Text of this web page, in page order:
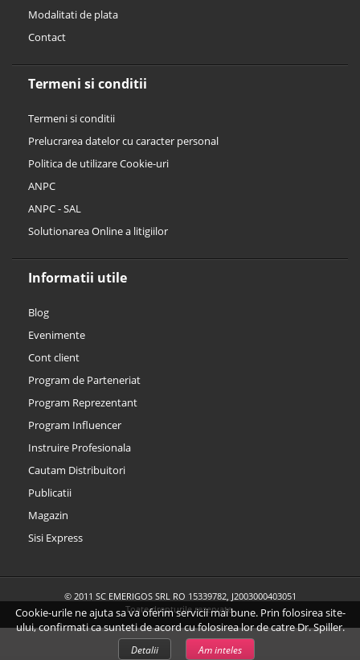
Cookie-urile ne ajuta sa va oferim servicii mai bune. Prin folosirea site-
ului, confirmati ca sunteti de acord cu folosirea lor de catre Dr. Spiller.
Detalii Am inteles
Modalitati de plata
Contact
Termeni si conditii
Termeni si conditii
Prelucrarea datelor cu caracter personal
Politica de utilizare Cookie-uri
ANPC
ANPC - SAL
Solutionarea Online a litigiilor
Informatii utile
Blog
Evenimente
Cont client
Program de Parteneriat
Program Reprezentant
Program Influencer
Instruire Profesionala
Cautam Distribuitori
Publicatii
Magazin
Sisi Express
© 2011 SC EMERIGOS SRL RO 15339782, J2003000403051
Toate drepturile rezervate.